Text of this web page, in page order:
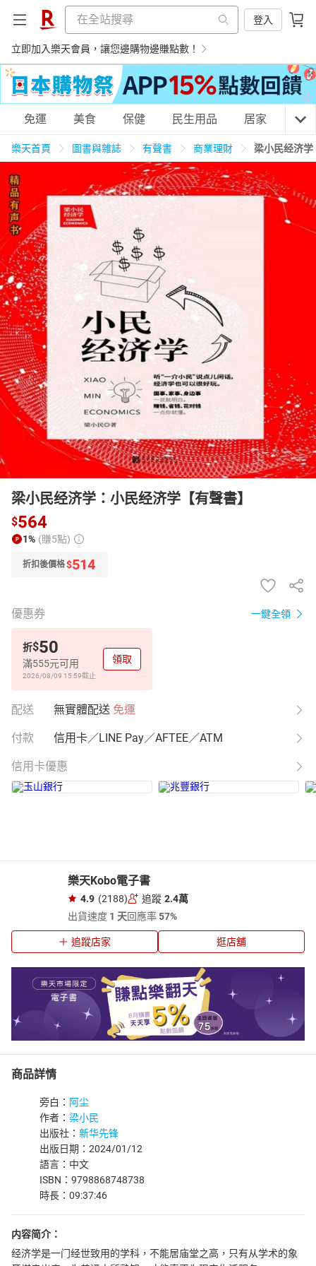
登入
立即加入樂天會員，讓您邊購物邊賺點數！
購物網分類
天天免運 美食蛋糕 養生保健 民生用品
居家生活 3C家電
女裝 男裝 化妝保養
日本購物
HOT
免運 美食 保健 民生用品 居家 3C
樂天首頁 圖書與雜誌 有聲書 商業理財 梁小民经济
梁小民经济学：小民经济学【有聲書】
$564
1% (賺5點)
折扣後價格$514
優惠券 一鍵全領
折$50
滿555元可用
2026/08/09 15:59截止
領取
配送 無實體配送 免運
付款 信用卡／LINE Pay／AFTEE／ATM
信用卡優惠
樂天Kobo電子書
4.9 (2188) 追蹤 2.4萬
出貨速度 1 天回應率57%
追蹤店家 逛店舖
商品詳情
旁白： 阿尘
作者： 梁小民
出版社： 新华先锋
出版日期：2024/01/12
語言：中文
ISBN：9798868748738
時長：09:37:46
内容简介：
经济学是一门经世致用的学科，不能居庙堂之高，只有从学术的象